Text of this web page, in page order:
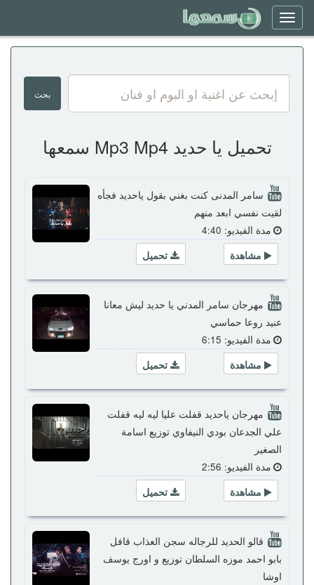
Toggle
navigation
تحميل يا حديد Mp3 Mp4 سمعها
سامر المدنى كنت بغني بقول ياحديد فجأه
لقيت نفسي ابعد منهم
مدة الفيديو: 4:40
تحميل
مشاهدة
مهرجان سامر المدني يا حديد ليش معانا
عنيد روعا حماسي
مدة الفيديو: 6:15
تحميل
مشاهدة
مهرجان ياحديد قفلت عليا ليه ليه قفلت
علي الجدعان بودي النيفاوي توزيع اسامة
الصغير
مدة الفيديو: 2:56
تحميل
مشاهدة
قالو الحديد للرجاله سجن العذاب قافل
بابو احمد موزه السلطان توزيع و اورج يوسف
اوشا